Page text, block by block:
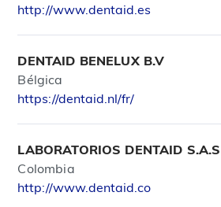
http://www.dentaid.es
DENTAID BENELUX B.V
Bélgica
https://dentaid.nl/fr/
LABORATORIOS DENTAID S.A.S
Colombia
http://www.dentaid.co